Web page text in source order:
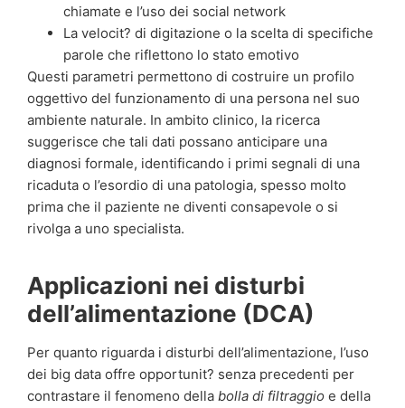
chiamate e l’uso dei social network
La velocit? di digitazione o la scelta di specifiche
parole che riflettono lo stato emotivo
Questi parametri permettono di costruire un profilo
oggettivo del funzionamento di una persona nel suo
ambiente naturale. In ambito clinico, la ricerca
suggerisce che tali dati possano anticipare una
diagnosi formale, identificando i primi segnali di una
ricaduta o l’esordio di una patologia, spesso molto
prima che il paziente ne diventi consapevole o si
rivolga a uno specialista.
Applicazioni nei disturbi
dell’alimentazione (DCA)
Per quanto riguarda i disturbi dell’alimentazione, l’uso
dei big data offre opportunit? senza precedenti per
contrastare il fenomeno della bolla di filtraggio e della